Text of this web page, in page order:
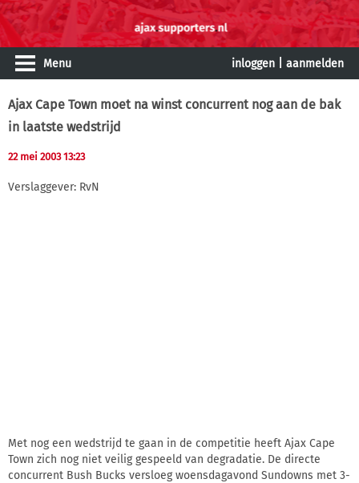
Menu inloggen aanmelden
Ajax Cape Town moet na winst concurrent nog aan de bak
in laatste wedstrijd
22 mei 2003 13:23
Verslaggever: RvN
Met nog een wedstrijd te gaan in de competitie heeft Ajax Cape
Town zich nog niet veilig gespeeld van degradatie. De directe
concurrent Bush Bucks versloeg woensdagavond Sundowns met 3-